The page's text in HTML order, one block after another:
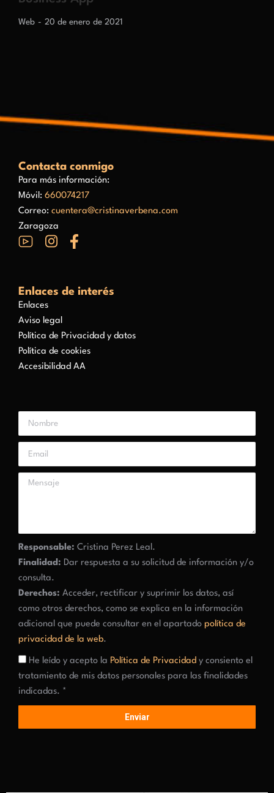
Web 20 de enero de 2021
Contacta conmigo
Para más información:
Móvil: 660074217
Correo: cuentera@cristinaverbena.com
Zaragoza
Enlaces de interés
Enlaces
Aviso legal
Política de Privacidad y datos
Política de cookies
Accesibilidad AA
Responsable: Cristina Perez Leal.
Finalidad: Dar respuesta a su solicitud de información y/o
consulta.
Derechos: Acceder, rectificar y suprimir los datos, así
como otros derechos, como se explica en la información
adicional que puede consultar en el apartado política de
privacidad de la web.
He leído y acepto la Política de Privacidad y consiento el
tratamiento de mis datos personales para las finalidades
indicadas. *
Enviar